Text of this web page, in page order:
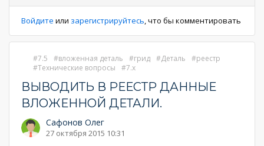
Войдите или зарегистрируйтесь, что бы комментировать
7.5 вложенная деталь грид Деталь
реестр
Технические вопросы
7.x
ВЫВОДИТЬ В РЕЕСТР ДАННЫЕ
ВЛОЖЕННОЙ ДЕТАЛИ.
Сафонов Олег
27 октября 2015 10:31